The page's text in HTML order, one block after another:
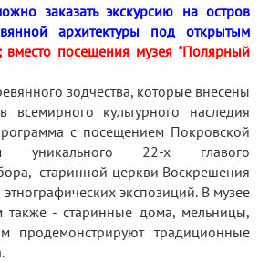
заказать экскурсию на остров
архитектуры под открытым
вместо посещения музея "Полярный
зодчества, которые внесены
всемирного культурного наследия
с посещением Покровской
уникального 22-х главого
старинной церкви Воскрешения
экспозиций. В музее
- старинные дома, мельницы,
продемонстрируют традиционные